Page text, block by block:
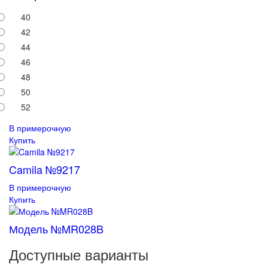
40
42
44
46
48
50
52
В примерочную
Купить
Camila №9217
В примерочную
Купить
Модель №MR028B
Доступные варианты